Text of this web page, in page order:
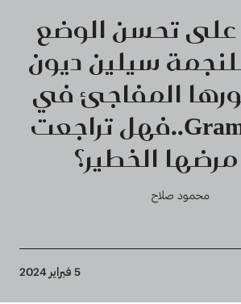
تحسن الوضع
سيلين ديون
المفاجئ في
حفل Grammy..فهل تراجعت
الخطير؟
محمود صلاح
5 فبراير 2024